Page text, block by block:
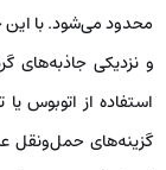
محدود می‌شود. با این
و نزدیکی جاذبه‌های
استفاده از اتوبوس
گزینه‌های حمل‌ونقل